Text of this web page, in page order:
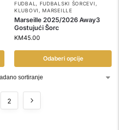
FUDBAL , FUDBALSKI ŠORCEVI ,
KLUBOVI , MARSEILLE
Marseille 2025/2026 Away3
Gostujući Šorc
KM45.00
Odaberi opcije
2